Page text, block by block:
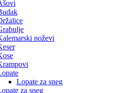
noževi
Lopate za sneg
za sneg